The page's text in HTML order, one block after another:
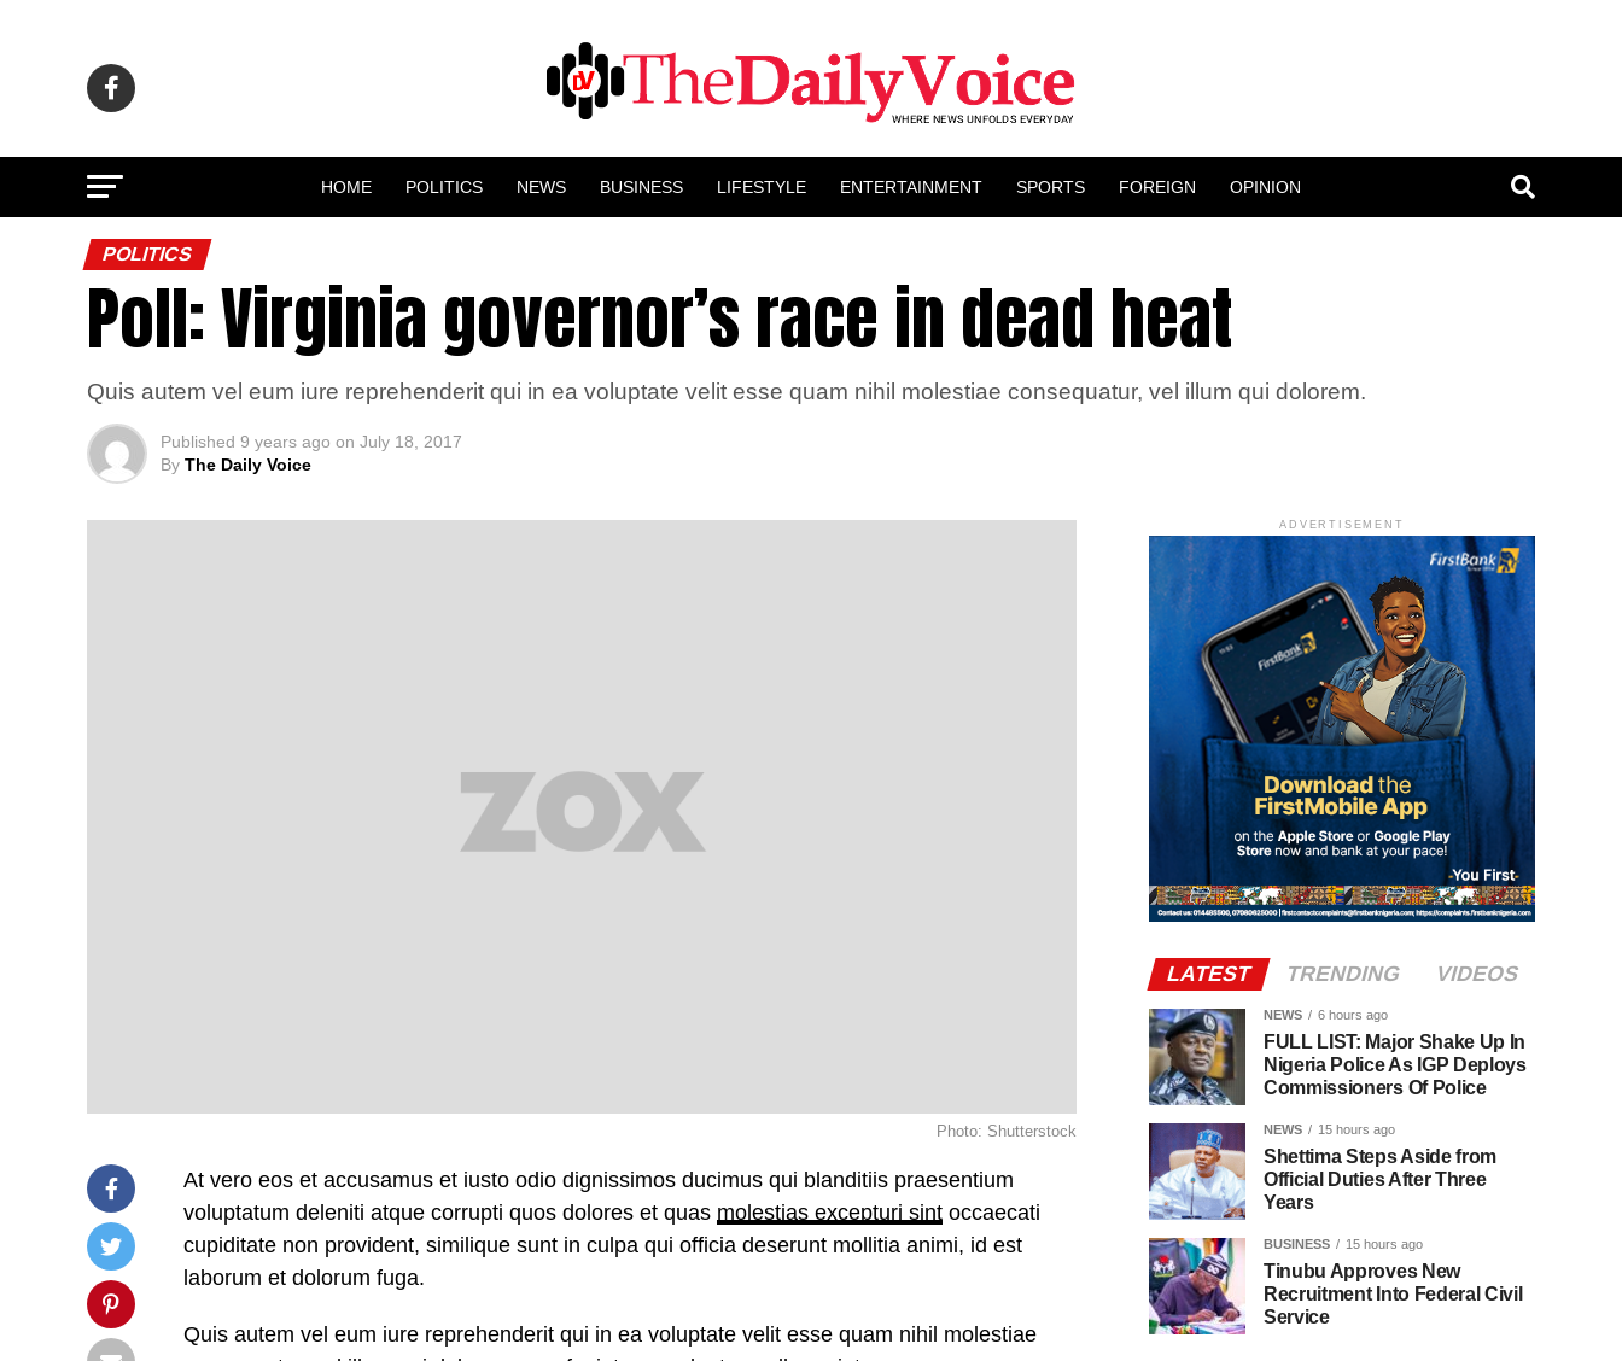
HOME POLITICS NEWS BUSINESS LIFESTYLE ENTERTAINMENT SPORTS FOREIGN OPINION
POLITICS
Poll: Virginia governor’s race in dead heat
Quis autem vel eum iure reprehenderit qui in ea voluptate velit esse quam nihil molestiae consequatur, vel illum qui dolorem.
Published 9 years ago on July 18, 2017
By The Daily Voice
Photo: Shutterstock
At vero eos et accusamus et iusto odio dignissimos ducimus qui blanditiis praesentium
voluptatum deleniti atque corrupti quos dolores et quas molestias excepturi sint occaecati
cupiditate non provident, similique sunt in culpa qui officia deserunt mollitia animi, id est
laborum et dolorum fuga.
Quis autem vel eum iure reprehenderit qui in ea voluptate velit esse quam nihil molestiae
ADVERTISEMENT
LATEST TRENDING VIDEOS
NEWS 6 hours ago
FULL LIST: Major Shake Up In
Nigeria Police As IGP Deploys
Commissioners Of Police
NEWS 15 hours ago
Shettima Steps Aside from
Official Duties After Three
Years
BUSINESS 15 hours ago
Tinubu Approves New
Recruitment Into Federal Civil
Service